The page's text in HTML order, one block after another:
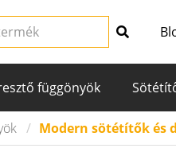
függönyök
Modern sötétítők és